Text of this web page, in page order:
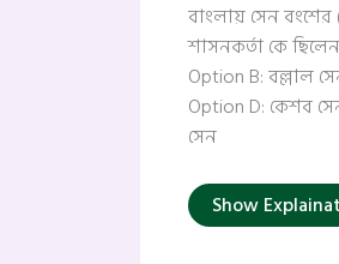
বাংলায় সেন বংশের
শাসনকর্তা কে
Option B: বল্লাল
Option D: কেশব
সেন
Show